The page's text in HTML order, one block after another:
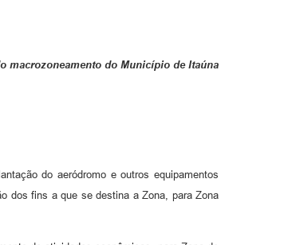
macrozoneamento do Município de Itaúna
do aeródromo e outros equipamentos
dos fins a que se destina a Zona, para Zona